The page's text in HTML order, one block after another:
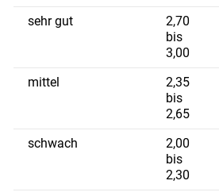
sehr gut
2,70
bis
3,00
mittel
2,35
bis
2,65
schwach
2,00
bis
2,30